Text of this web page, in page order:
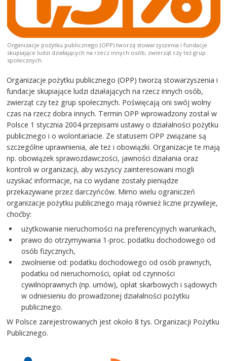
Organizacje pożytku publicznego (OPP) tworzą stowarzyszenia i fundacje
skupiające ludzi działających na rzecz innych osób, zwierząt czy też grup
społecznych.
Organizacje pożytku publicznego (OPP) tworzą stowarzyszenia i
fundacje skupiające ludzi działających na rzecz innych osób,
zwierząt czy też grup społecznych. Poświęcają oni swój wolny
czas na rzecz dobra innych. Termin OPP wprowadzony został w
Polsce 1 stycznia 2004 przepisami ustawy o działalności pożytku
publicznego i o wolontariacie. Ze statusem OPP związane są
szczególne uprawnienia, ale też i obowiązki. Organizacje te mają
np. obowiązek sprawozdawczości, jawności działania oraz
kontroli w organizacji, aby wszyscy zainteresowani mogli
uzyskać informacje, na co wydane zostały pieniądze
przekazywane przez darczyńców. Mimo wielu ograniczeń
organizacje pożytku publicznego mają również liczne przywileje,
choćby:
użytkowanie nieruchomości na preferencyjnych warunkach,
prawo do otrzymywania 1-proc. podatku dochodowego od
osób fizycznych,
zwolnienie od: podatku dochodowego od osób prawnych,
podatku od nieruchomości, opłat od czynności
cywilnoprawnych (np. umów), opłat skarbowych i sądowych
w odniesieniu do prowadzonej działalności pożytku
publicznego.
W Polsce zarejestrowanych jest około 8 tys. Organizacji Pożytku
Publicznego.